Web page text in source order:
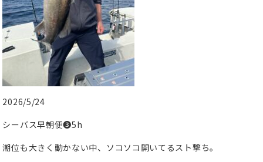
2026/5/24
シーバス早朝便❸5h
潮位も大きく動かない中、ソコソコ開いてるスト撃ち。